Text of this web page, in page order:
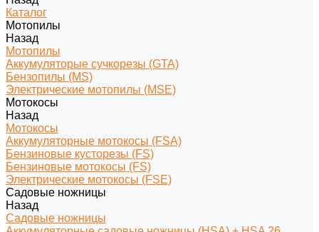
Каталог
Мотопилы
Назад
Мотопилы
Аккумуляторые сучкорезы (GTA)
Бензопилы (MS)
Электрические мотопилы (MSE)
Мотокосы
Назад
Мотокосы
Аккумуляторные мотокосы (FSA)
Бензиновые кусторезы (FS)
Бензиновые мотокосы (FS)
Электрические мотокосы (FSE)
Садовые ножницы
Назад
Садовые ножницы